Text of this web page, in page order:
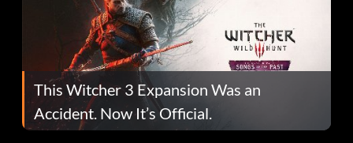
This Witcher 3 Expansion Was an
Accident. Now It’s Official.